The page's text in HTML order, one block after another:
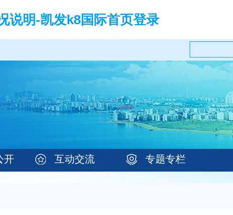
说明-凯发k8国际首页登录
开 互动交流 专题专栏